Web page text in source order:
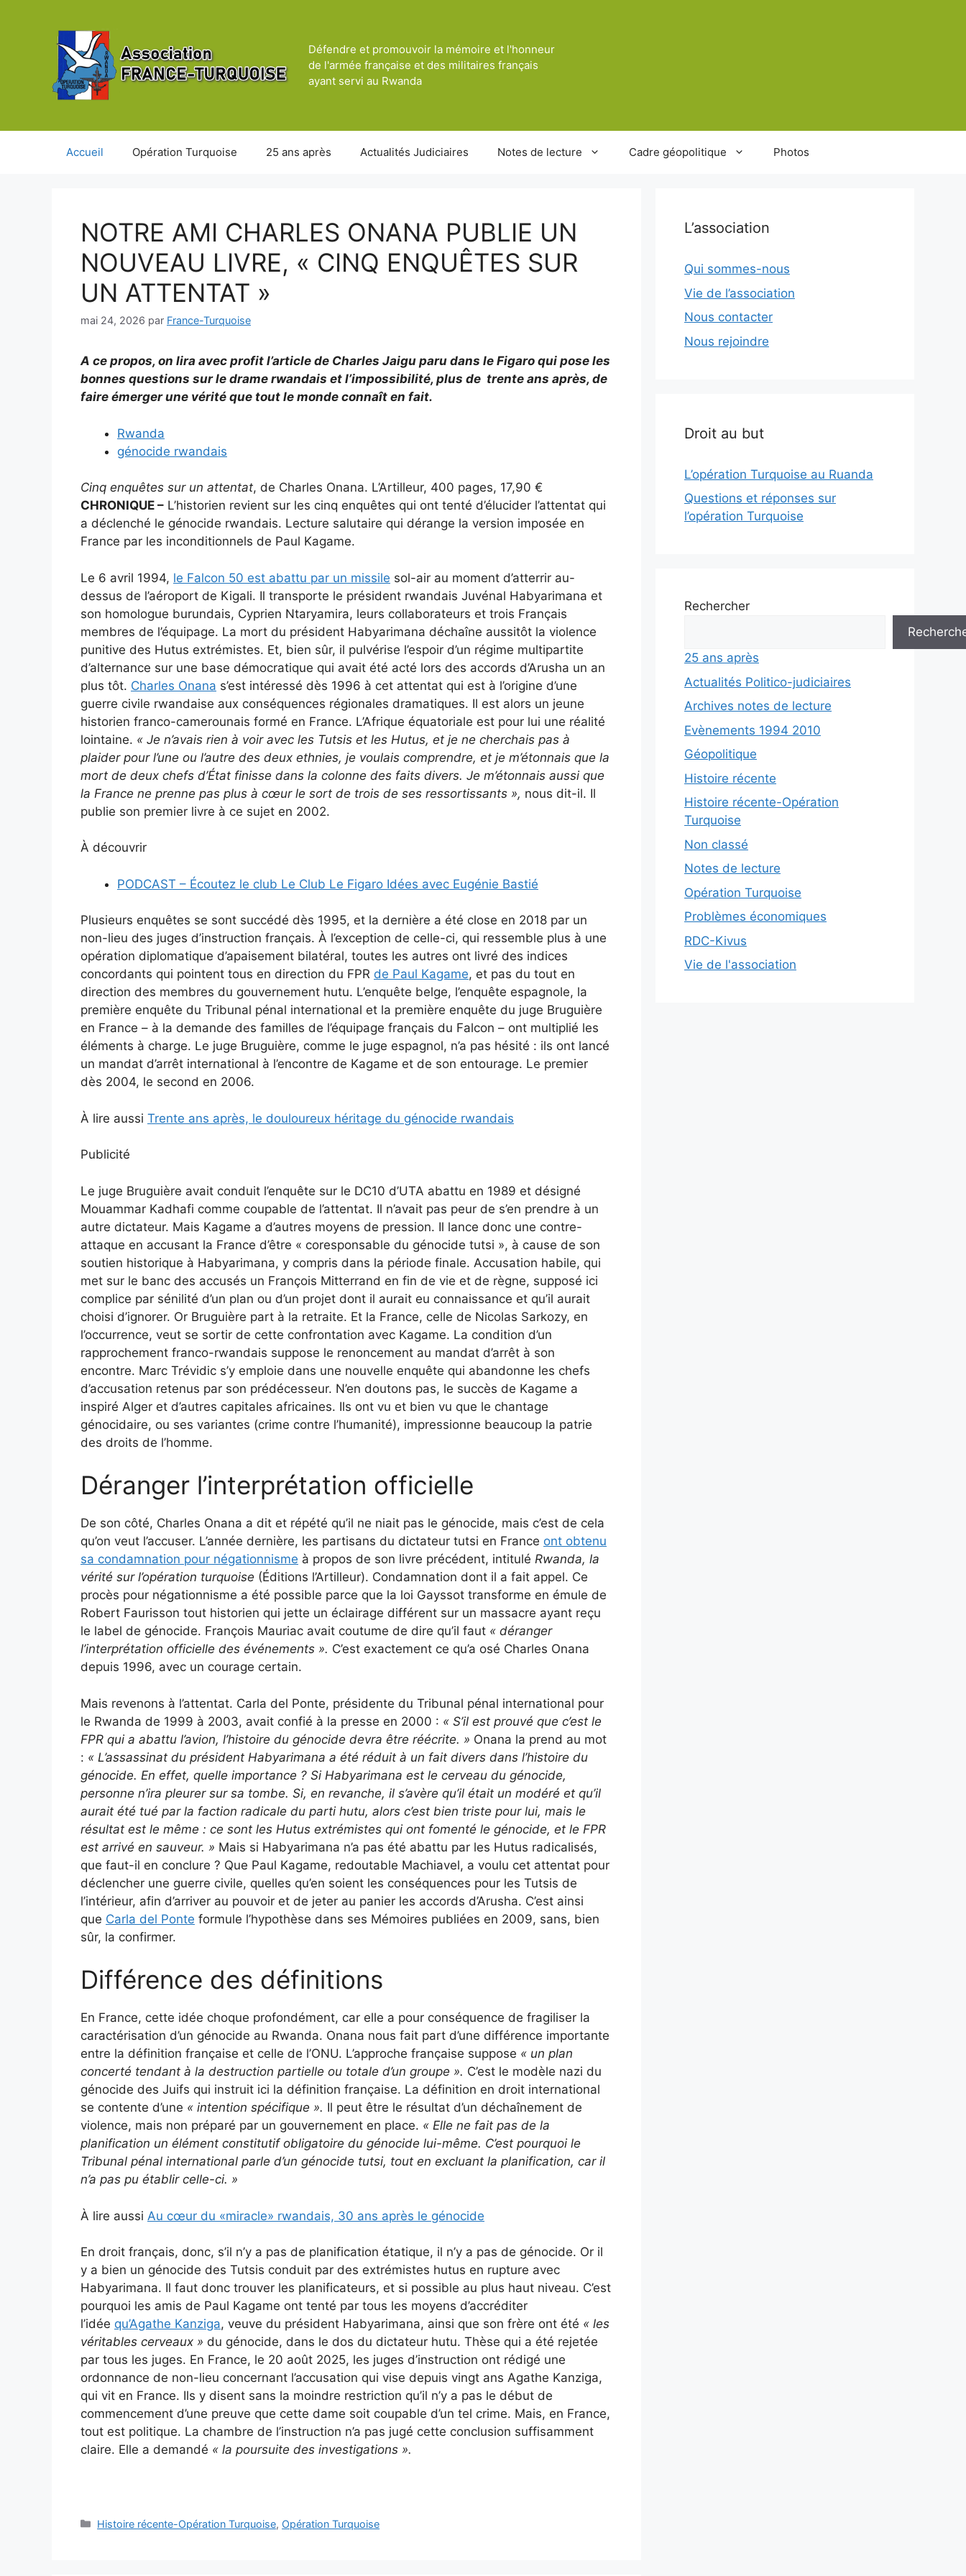
Défendre et promouvoir la mémoire et l'honneur
de l'armée française et des militaires français
ayant servi au Rwanda
Accueil Opération Turquoise 25 ans après Actualités Judiciaires Notes de lecture Cadre géopolitique Photos
NOTRE AMI CHARLES ONANA PUBLIE UN
NOUVEAU LIVRE, « CINQ ENQUÊTES SUR
UN ATTENTAT »
mai 24, 2026 par France-Turquoise
A ce propos, on lira avec profit l’article de Charles Jaigu paru dans le Figaro qui pose les
bonnes questions sur le drame rwandais et l’impossibilité, plus de trente ans après, de
faire émerger une vérité que tout le monde connaît en fait.
Rwanda
génocide rwandais
Cinq enquêtes sur un attentat, de Charles Onana. L’Artilleur, 400 pages, 17,90 €
CHRONIQUE – L’historien revient sur les cinq enquêtes qui ont tenté d’élucider l’attentat qui
a déclenché le génocide rwandais. Lecture salutaire qui dérange la version imposée en
France par les inconditionnels de Paul Kagame.
Le 6 avril 1994, le Falcon 50 est abattu par un missile sol-air au moment d’atterrir au-
dessus de l’aéroport de Kigali. Il transporte le président rwandais Juvénal Habyarimana et
son homologue burundais, Cyprien Ntaryamira, leurs collaborateurs et trois Français
membres de l’équipage. La mort du président Habyarimana déchaîne aussitôt la violence
punitive des Hutus extrémistes. Et, bien sûr, il pulvérise l’espoir d’un régime multipartite
d’alternance sur une base démocratique qui avait été acté lors des accords d’Arusha un an
plus tôt. Charles Onana s’est intéressé dès 1996 à cet attentat qui est à l’origine d’une
guerre civile rwandaise aux conséquences régionales dramatiques. Il est alors un jeune
historien franco-camerounais formé en France. L’Afrique équatoriale est pour lui une réalité
lointaine. « Je n’avais rien à voir avec les Tutsis et les Hutus, et je ne cherchais pas à
plaider pour l’une ou l’autre des deux ethnies, je voulais comprendre, et je m’étonnais que la
mort de deux chefs d’État finisse dans la colonne des faits divers. Je m’étonnais aussi que
la France ne prenne pas plus à cœur le sort de trois de ses ressortissants », nous dit-il. Il
publie son premier livre à ce sujet en 2002.
À découvrir
PODCAST – Écoutez le club Le Club Le Figaro Idées avec Eugénie Bastié
Plusieurs enquêtes se sont succédé dès 1995, et la dernière a été close en 2018 par un
non-lieu des juges d’instruction français. À l’exception de celle-ci, qui ressemble plus à une
opération diplomatique d’apaisement bilatéral, toutes les autres ont livré des indices
concordants qui pointent tous en direction du FPR de Paul Kagame, et pas du tout en
direction des membres du gouvernement hutu. L’enquête belge, l’enquête espagnole, la
première enquête du Tribunal pénal international et la première enquête du juge Bruguière
en France – à la demande des familles de l’équipage français du Falcon – ont multiplié les
éléments à charge. Le juge Bruguière, comme le juge espagnol, n’a pas hésité : ils ont lancé
un mandat d’arrêt international à l’encontre de Kagame et de son entourage. Le premier
dès 2004, le second en 2006.
À lire aussi Trente ans après, le douloureux héritage du génocide rwandais
Publicité
Le juge Bruguière avait conduit l’enquête sur le DC10 d’UTA abattu en 1989 et désigné
Mouammar Kadhafi comme coupable de l’attentat. Il n’avait pas peur de s’en prendre à un
autre dictateur. Mais Kagame a d’autres moyens de pression. Il lance donc une contre-
attaque en accusant la France d’être « coresponsable du génocide tutsi », à cause de son
soutien historique à Habyarimana, y compris dans la période finale. Accusation habile, qui
met sur le banc des accusés un François Mitterrand en fin de vie et de règne, supposé ici
complice par sénilité d’un plan ou d’un projet dont il aurait eu connaissance et qu’il aurait
choisi d’ignorer. Or Bruguière part à la retraite. Et la France, celle de Nicolas Sarkozy, en
l’occurrence, veut se sortir de cette confrontation avec Kagame. La condition d’un
rapprochement franco-rwandais suppose le renoncement au mandat d’arrêt à son
encontre. Marc Trévidic s’y emploie dans une nouvelle enquête qui abandonne les chefs
d’accusation retenus par son prédécesseur. N’en doutons pas, le succès de Kagame a
inspiré Alger et d’autres capitales africaines. Ils ont vu et bien vu que le chantage
génocidaire, ou ses variantes (crime contre l’humanité), impressionne beaucoup la patrie
des droits de l’homme.
Déranger l’interprétation officielle
De son côté, Charles Onana a dit et répété qu’il ne niait pas le génocide, mais c’est de cela
qu’on veut l’accuser. L’année dernière, les partisans du dictateur tutsi en France ont obtenu
sa condamnation pour négationnisme à propos de son livre précédent, intitulé Rwanda, la
vérité sur l’opération turquoise (Éditions l’Artilleur). Condamnation dont il a fait appel. Ce
procès pour négationnisme a été possible parce que la loi Gayssot transforme en émule de
Robert Faurisson tout historien qui jette un éclairage différent sur un massacre ayant reçu
le label de génocide. François Mauriac avait coutume de dire qu’il faut « déranger
l’interprétation officielle des événements ». C’est exactement ce qu’a osé Charles Onana
depuis 1996, avec un courage certain.
Mais revenons à l’attentat. Carla del Ponte, présidente du Tribunal pénal international pour
le Rwanda de 1999 à 2003, avait confié à la presse en 2000 : « S’il est prouvé que c’est le
FPR qui a abattu l’avion, l’histoire du génocide devra être réécrite. » Onana la prend au mot
: « L’assassinat du président Habyarimana a été réduit à un fait divers dans l’histoire du
génocide. En effet, quelle importance ? Si Habyarimana est le cerveau du génocide,
personne n’ira pleurer sur sa tombe. Si, en revanche, il s’avère qu’il était un modéré et qu’il
aurait été tué par la faction radicale du parti hutu, alors c’est bien triste pour lui, mais le
résultat est le même : ce sont les Hutus extrémistes qui ont fomenté le génocide, et le FPR
est arrivé en sauveur. » Mais si Habyarimana n’a pas été abattu par les Hutus radicalisés,
que faut-il en conclure ? Que Paul Kagame, redoutable Machiavel, a voulu cet attentat pour
déclencher une guerre civile, quelles qu’en soient les conséquences pour les Tutsis de
l’intérieur, afin d’arriver au pouvoir et de jeter au panier les accords d’Arusha. C’est ainsi
que Carla del Ponte formule l’hypothèse dans ses Mémoires publiées en 2009, sans, bien
sûr, la confirmer.
Différence des définitions
En France, cette idée choque profondément, car elle a pour conséquence de fragiliser la
caractérisation d’un génocide au Rwanda. Onana nous fait part d’une différence importante
entre la définition française et celle de l’ONU. L’approche française suppose « un plan
concerté tendant à la destruction partielle ou totale d’un groupe ». C’est le modèle nazi du
génocide des Juifs qui instruit ici la définition française. La définition en droit international
se contente d’une « intention spécifique ». Il peut être le résultat d’un déchaînement de
violence, mais non préparé par un gouvernement en place. « Elle ne fait pas de la
planification un élément constitutif obligatoire du génocide lui-même. C’est pourquoi le
Tribunal pénal international parle d’un génocide tutsi, tout en excluant la planification, car il
n’a pas pu établir celle-ci. »
À lire aussi Au cœur du «miracle» rwandais, 30 ans après le génocide
En droit français, donc, s’il n’y a pas de planification étatique, il n’y a pas de génocide. Or il
y a bien un génocide des Tutsis conduit par des extrémistes hutus en rupture avec
Habyarimana. Il faut donc trouver les planificateurs, et si possible au plus haut niveau. C’est
pourquoi les amis de Paul Kagame ont tenté par tous les moyens d’accréditer
l’idée qu’Agathe Kanziga, veuve du président Habyarimana, ainsi que son frère ont été « les
véritables cerveaux » du génocide, dans le dos du dictateur hutu. Thèse qui a été rejetée
par tous les juges. En France, le 20 août 2025, les juges d’instruction ont rédigé une
ordonnance de non-lieu concernant l’accusation qui vise depuis vingt ans Agathe Kanziga,
qui vit en France. Ils y disent sans la moindre restriction qu’il n’y a pas le début de
commencement d’une preuve que cette dame soit coupable d’un tel crime. Mais, en France,
tout est politique. La chambre de l’instruction n’a pas jugé cette conclusion suffisamment
claire. Elle a demandé « la poursuite des investigations ».
Catégories
Histoire récente-Opération Turquoise, Opération Turquoise
L’association
Qui sommes-nous
Vie de l’association
Nous contacter
Nous rejoindre
Droit au but
L’opération Turquoise au Ruanda
Questions et réponses sur
l’opération Turquoise
Rechercher
25 ans après
Actualités Politico-judiciaires
Archives notes de lecture
Evènements 1994 2010
Géopolitique
Histoire récente
Histoire récente-Opération
Turquoise
Non classé
Notes de lecture
Opération Turquoise
Problèmes économiques
RDC-Kivus
Vie de l'association